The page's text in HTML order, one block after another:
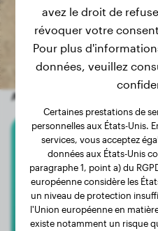
Autres chiens aléatoires
Labrador
avez le droit de
révoquer votre
Pour plus
données, veuillez
Certaines prestations de
personnelles aux États-Unis.
services, vous acceptez
données aux États-Unis
paragraphe 1, point a) du
européenne considère les
un niveau de protection
l'Union européenne en
existe notamment un risque